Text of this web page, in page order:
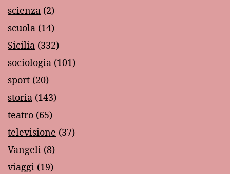
scienza (2)
scuola (14)
Sicilia (332)
sociologia (101)
sport (20)
storia (143)
teatro (65)
televisione (37)
Vangeli (8)
viaggi (19)